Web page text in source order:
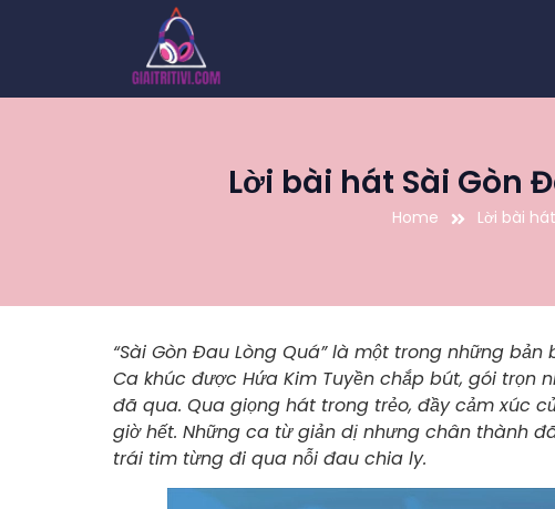
Lời bài hát Sài Gòn
Home Lời bài hát
“Sài Gòn Đau Lòng Quá” là một trong những
Ca khúc được Hứa Kim Tuyền chắp bút, gói
đã qua. Qua giọng hát trong trẻo, đầy cảm xúc
giờ hết. Những ca từ giản dị nhưng chân thành
trái tim từng đi qua nỗi đau chia ly.